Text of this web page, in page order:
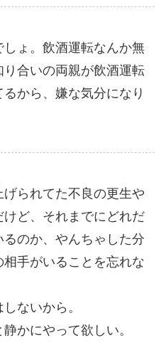
ょ。飲酒運転なんか無
合いの両親が飲酒運転
から、嫌な気分になり
られてた不良の更生や
ど、それまでにどれだ
のか、やんちゃした分
手がいることを忘れな
ないから。
かにやって欲しい。